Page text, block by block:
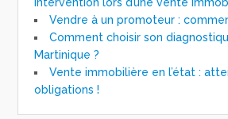
intervention lors d’une vente
Vendre à un promoteur :
Comment choisir son
Martinique ?
Vente immobilière en l’état :
obligations !